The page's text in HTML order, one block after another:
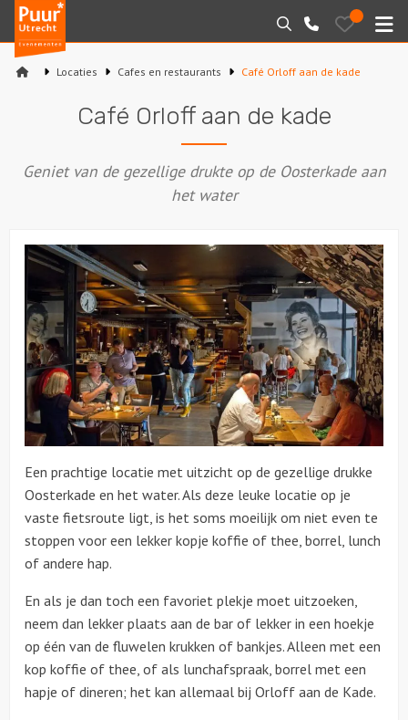
Puur*
Utrecht
bedrijfsuitjes
Zoeken
030-
2145099
Bewaarde
uitjes
Varen
Rondleidingen
Locaties
Feesten
Locaties Cafes en restaurants Café Orloff aan de kade
Café Orloff aan de kade
Geniet van de gezellige drukte op de Oosterkade aan
het water
Een prachtige locatie met uitzicht op de gezellige drukke
Oosterkade en het water. Als deze leuke locatie op je
vaste fietsroute ligt, is het soms moeilijk om niet even te
stoppen voor een lekker kopje koffie of thee, borrel, lunch
of andere hap.
En als je dan toch een favoriet plekje moet uitzoeken,
neem dan lekker plaats aan de bar of lekker in een hoekje
op één van de fluwelen krukken of bankjes. Alleen met een
kop koffie of thee, of als lunchafspraak, borrel met een
hapje of dineren; het kan allemaal bij Orloff aan de Kade.